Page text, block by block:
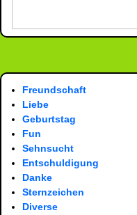
Freundschaft
Liebe
Geburtstag
Fun
Sehnsucht
Entschuldigung
Danke
Sternzeichen
Diverse